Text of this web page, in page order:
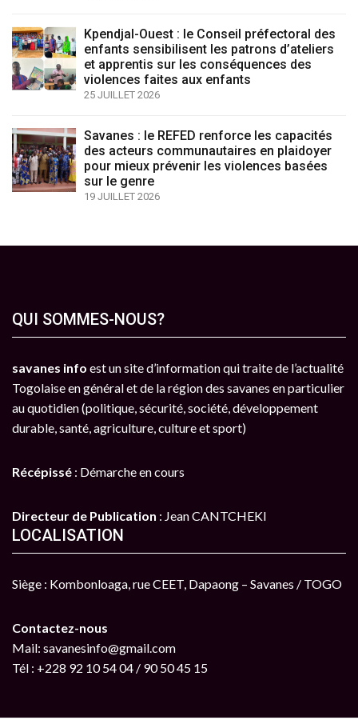
Kpendjal-Ouest : le Conseil préfectoral des
enfants sensibilisent les patrons d’ateliers
et apprentis sur les conséquences des
violences faites aux enfants
25 JUILLET 2026
Savanes : le REFED renforce les capacités
des acteurs communautaires en plaidoyer
pour mieux prévenir les violences basées
sur le genre
19 JUILLET 2026
QUI SOMMES-NOUS?
savanes info est un site d’information qui traite de l’actualité
Togolaise en général et de la région des savanes en particulier
au quotidien (politique, sécurité, société, développement
durable, santé, agriculture, culture et sport)
Récépissé : Démarche en cours
Directeur de Publication : Jean CANTCHEKI
LOCALISATION
Siège : Kombonloaga, rue CEET, Dapaong – Savanes / TOGO
Contactez-nous
Mail: savanesinfo@gmail.com
Tél : +228 92 10 54 04 / 90 50 45 15